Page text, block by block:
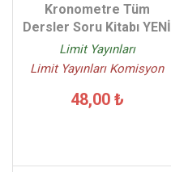
Kronometre Tüm
Dersler Soru Kitabı YENİ
Limit Yayınları
Limit Yayınları Komisyon
48,00 ₺